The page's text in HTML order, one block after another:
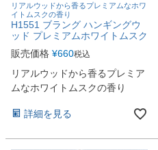
リアルウッドから香るプレミアムなホワ
イトムスクの香り
H1551 ブラング ハンギングウ
ッド プレミアムホワイトムスク
販売価格 ¥660税込
リアルウッドから香るプレミア
ムなホワイトムスクの香り
詳細を見る